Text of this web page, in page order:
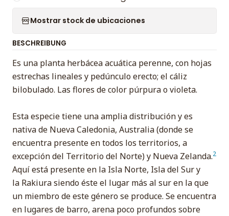
Mostrar stock de ubicaciones
BESCHREIBUNG
Es una planta herbácea acuática perenne, con hojas
estrechas lineales y pedúnculo erecto; el cáliz
bilobulado. Las flores de color púrpura o violeta.
Esta especie tiene una amplia distribución y es
nativa de Nueva Caledonia, Australia (donde se
encuentra presente en todos los territorios, a
excepción del Territorio del Norte) y Nueva Zelanda.2
Aquí está presente en la Isla Norte, Isla del Sur y
la Rakiura siendo éste el lugar más al sur en la que
un miembro de este género se produce. Se encuentra
en lugares de barro, arena poco profundos sobre